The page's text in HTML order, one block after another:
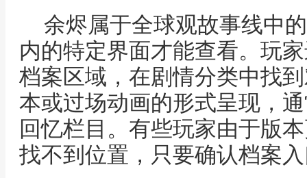
余烬属于全球观故事线中
内的特定界面才能查看。玩
档案区域，在剧情分类中找
本或过场动画的形式呈现，
回忆栏目。有些玩家由于版
找不到位置，只要确认档案